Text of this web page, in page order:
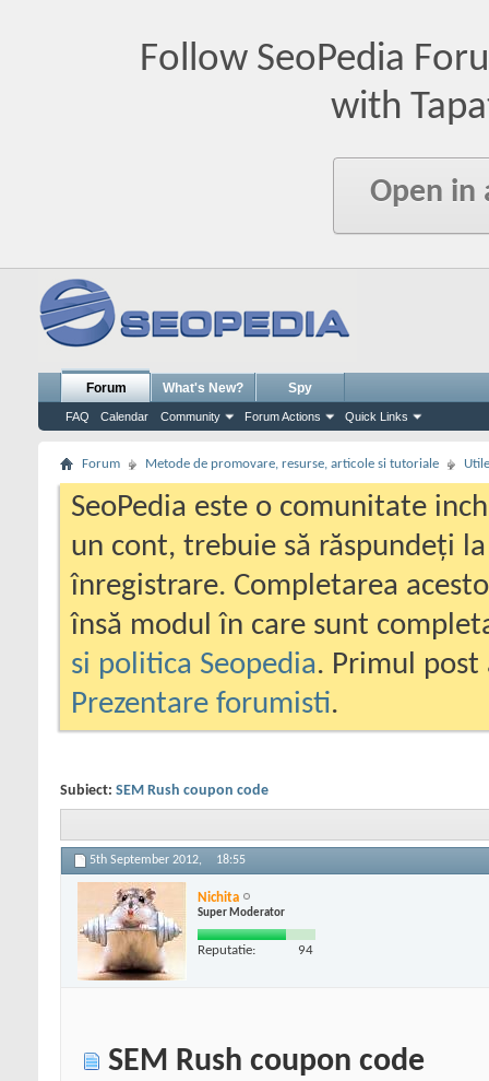
Follow SeoPedia
with
Open in
Forum
FAQ Calendar Community Forum Actions Quick Links
What's New? Spy
Forum Metode de promovare, resurse, articole si tutoriale Utile
SeoPedia este o comunitate
un cont, trebuie să răspundeți
înregistrare. Completarea
însă modul în care sunt
si politica Seopedia. Primul
Prezentare forumisti.
Subiect: SEM Rush coupon code
5th September 2012, 18:55
Nichita
Super Moderator
Reputatie: 94
SEM Rush coupon code